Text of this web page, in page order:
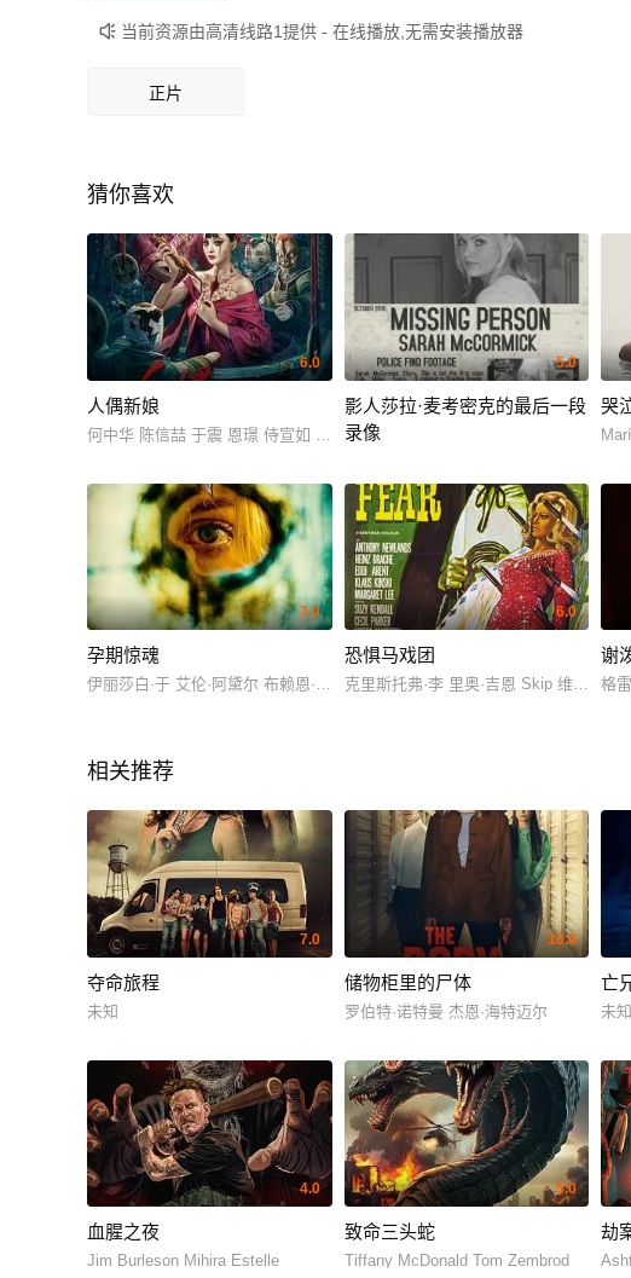
 当前资源由高清线路1提供 - 在线播放,无需安装播放器
正片
猜你喜欢
6.0
人偶新娘
何中华 陈信喆 于震 恩璟 侍宣如 尚娜 刘成瑞
5.0
影人莎拉·麦考密克的最后一段
录像
Lisa Arcaro Mara Darrow Michael
哭
3.0
孕期惊魂
伊丽莎白·于 艾伦·阿黛尔 布赖恩·安东尼·威尔逊
6.0
恐惧马戏团
克里斯托弗·李 里奥·吉恩 Skip 维克多·
谢
格
相关推荐
7.0
夺命旅程
未知
10.0
储物柜里的尸体
罗伯特·诺特曼 杰恩·海特迈尔
亡
未知
4.0
血腥之夜
Jim Burleson Mihira Estelle
5.0
致命三头蛇
Tiffany McDonald Tom Zembrod
劫